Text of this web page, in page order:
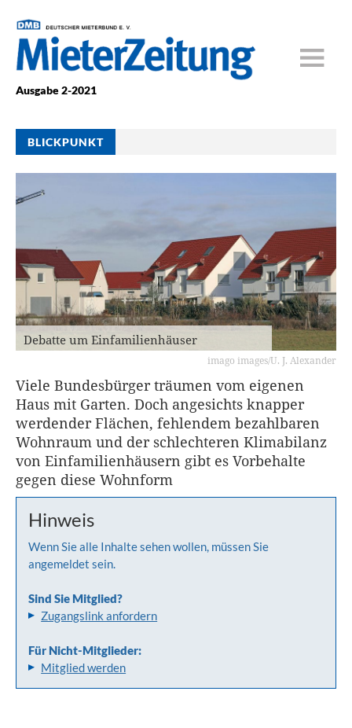
Ausgabe 2-2021
BLICKPUNKT
Debatte um Einfamilienhäuser
imago images/U. J. Alexander
Viele Bundesbürger träumen vom eigenen
Haus mit Garten. Doch angesichts knapper
werdender Flächen, fehlendem bezahlbaren
Wohnraum und der schlechteren Klima­bilanz
von Einfamilienhäusern gibt es Vorbehalte
gegen diese Wohnform
Hinweis
Wenn Sie alle Inhalte sehen wollen, müssen Sie
angemeldet sein.
Sind Sie Mitglied?
Zugangslink anfordern
Für Nicht-Mitglieder:
Mitglied werden